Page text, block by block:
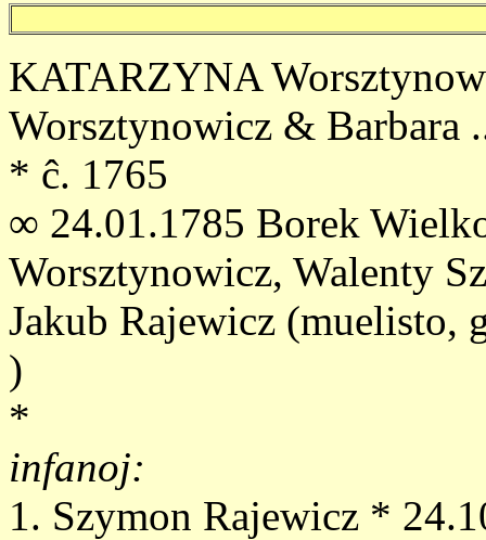
KATARZYNA
Worsztynowicz & Barbara
* ĉ. 1765
∞ 24.01.1785 Borek
Worsztynowicz, Walenty
Jakub Rajewicz (muelisto,
)
*
infanoj:
1. Szymon Rajewicz *